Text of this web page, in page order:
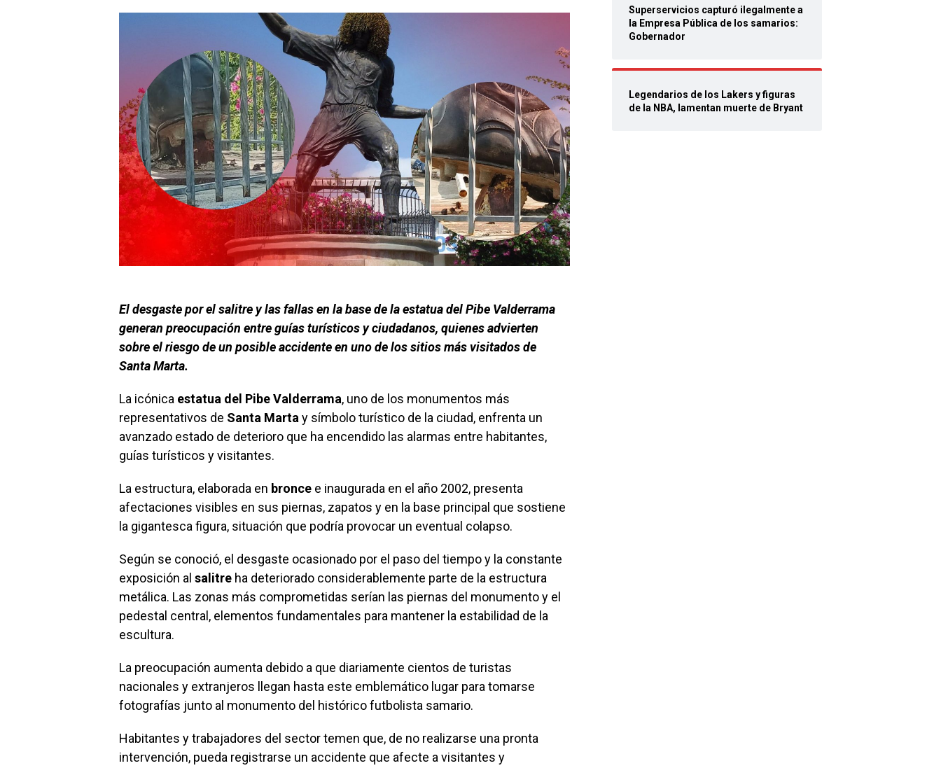
El desgaste por el salitre y las fallas en la base de la estatua del Pibe Valderrama
generan preocupación entre guías turísticos y ciudadanos, quienes advierten
sobre el riesgo de un posible accidente en uno de los sitios más visitados de
Santa Marta.
La icónica estatua del Pibe Valderrama, uno de los monumentos más
representativos de Santa Martay símbolo turístico de la ciudad, enfrenta un
avanzado estado de deterioro que ha encendido las alarmas entre habitantes,
guías turísticos y visitantes.
La estructura, elaborada en bronce e inaugurada en el año 2002, presenta
afectaciones visibles en sus piernas, zapatos y en la base principal que sostiene
la gigantesca figura, situación que podría provocar un eventual colapso.
Según se conoció, el desgaste ocasionado por el paso del tiempo y la constante
exposición al salitre ha deteriorado considerablemente parte de la estructura
metálica. Las zonas más comprometidas serían las piernas del monumento y el
pedestal central, elementos fundamentales para mantener la estabilidad de la
escultura.
La preocupación aumenta debido a que diariamente cientos de turistas
nacionales y extranjeros llegan hasta este emblemático lugar para tomarse
fotografías junto al monumento del histórico futbolista samario.
Habitantes y trabajadores del sector temen que, de no realizarse una pronta
intervención, pueda registrarse un accidente que afecte a visitantes y
Superservicios capturó ilegalmente a
la Empresa Pública de los samarios:
Gobernador
Legendarios de los Lakers y figuras
de la NBA, lamentan muerte de Bryant